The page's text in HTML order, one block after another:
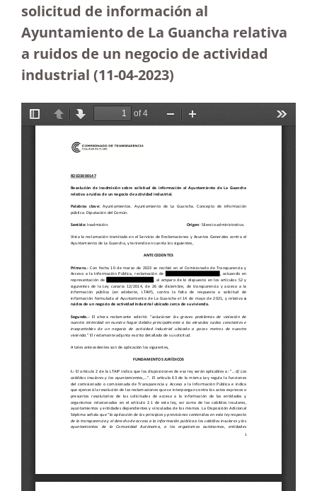
solicitud de información al
Ayuntamiento de La Guancha relativa
a ruidos de un negocio de actividad
industrial (11-04-2023)